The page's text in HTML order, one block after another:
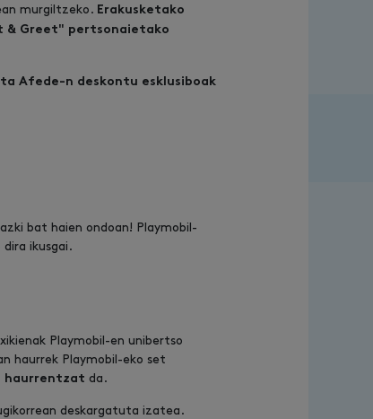
murgiltzeko. Erakusketako
& Greet" pertsonaietako
Afede-n deskontu esklusiboak
bat haien ondoan! Playmobil-
ikusgai.
Playmobil-en unibertso
haurrek Playmobil-eko set
haurrentzat da.
deskargatuta izatea.